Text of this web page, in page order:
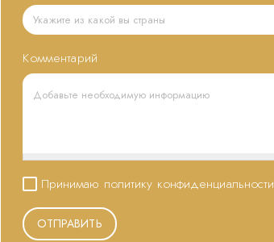
Комментарий
Принимаю политику конфиденциальности
ОТПРАВИТЬ